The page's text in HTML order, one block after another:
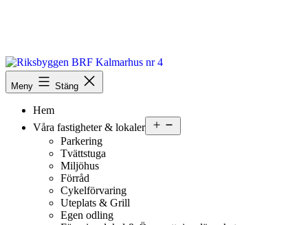
Riksbyggen
BRF
Meny Stäng
Hem
Våra fastigheter & lokaler
meny
Parkering
Tvättstuga
Miljöhus
Förråd
Cykelförvaring
Uteplats & Grill
Egen odling